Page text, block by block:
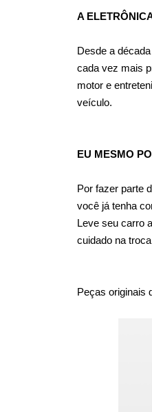
A
Desde a
cada vez mais
motor e
veículo.
EU MESMO
Por fazer parte
você já tenha
Leve seu carro
cuidado na
Peças originais